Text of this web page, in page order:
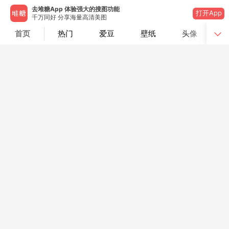
去堆糖App 体验强大的搜图功能
千万同好 分享海量高清美图
打开App
首页 热门 爱豆 壁纸 头像